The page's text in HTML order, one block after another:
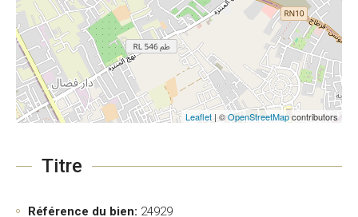
Leaflet | ©OpenStreetMapcontributors
Titre
Référence du bien: 24929